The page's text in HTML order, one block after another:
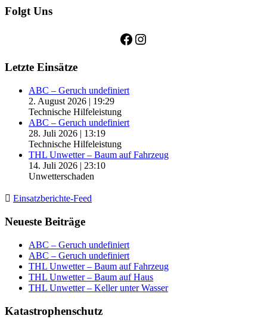
Folgt Uns
Facebook
Instagram
Letzte Einsätze
ABC – Geruch undefiniert
2. August 2026 | 19:29
Technische Hilfeleistung
ABC – Geruch undefiniert
28. Juli 2026 | 13:19
Technische Hilfeleistung
THL Unwetter – Baum auf Fahrzeug
14. Juli 2026 | 23:10
Unwetterschaden
Einsatzberichte-Feed
Neueste Beiträge
ABC – Geruch undefiniert
ABC – Geruch undefiniert
THL Unwetter – Baum auf Fahrzeug
THL Unwetter – Baum auf Haus
THL Unwetter – Keller unter Wasser
Katastrophenschutz